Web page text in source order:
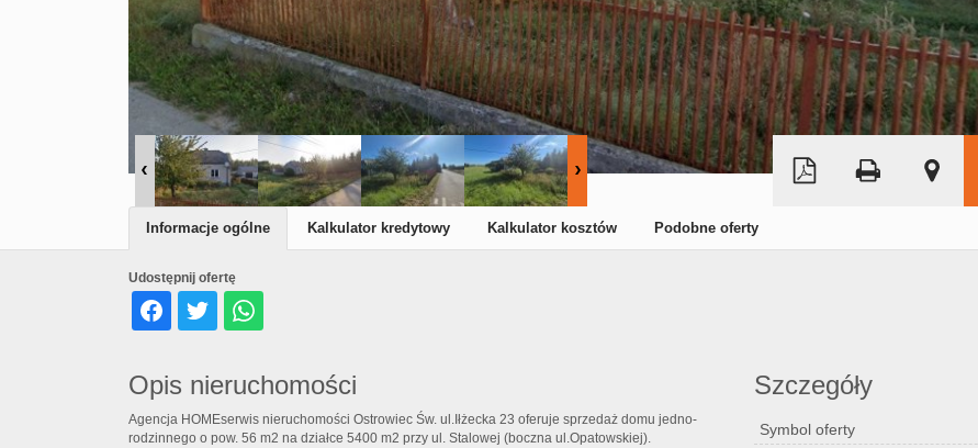
Leaflet|© MapTiler ©OpenStreetMap
Udostępnij ofertę
Informacje ogólne Kalkulator kredytowy Kalkulator kosztów Podobne oferty
Opis nieruchomości
Agencja HOMEserwis nieruchomości Ostrowiec Św. ul.Iłżecka 23 oferuje sprzedaż domu jedno-
rodzinnego o pow. 56 m2 na działce 5400 m2 przy ul. Stalowej (boczna ul.Opatowskiej).
Szczegóły
Symbol oferty